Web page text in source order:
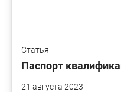
Статья
Паспорт
21 августа 2023